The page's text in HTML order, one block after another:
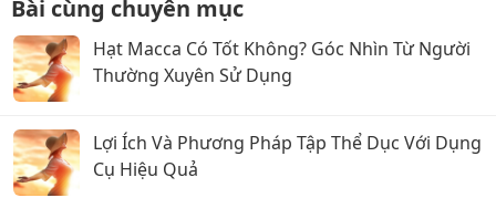
Bài cùng chuyên mục
Hạt Macca Có Tốt Không? Góc Nhìn Từ Người
Thường Xuyên Sử Dụng
Lợi Ích Và Phương Pháp Tập Thể Dục Với Dụng
Cụ Hiệu Quả